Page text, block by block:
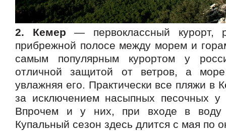
2. Кемер — первоклассный курорт,
прибрежной полосе между морем и
самым популярным курортом у
отличной защитой от ветров, а море
увлажняя его. Практически все пляжи в
за исключением насыпных песочных у
Впрочем и у них, при входе в
Купальный сезон здесь длится с мая по